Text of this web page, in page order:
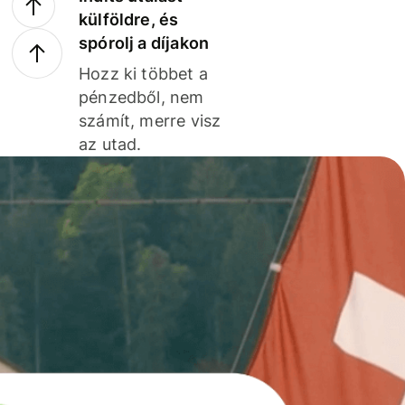
külföldre, és
spórolj a díjakon
Hozz ki többet a
pénzedből, nem
számít, merre visz
az utad.